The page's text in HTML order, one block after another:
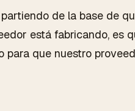
de la base de
está fabricando, es
para que nuestro